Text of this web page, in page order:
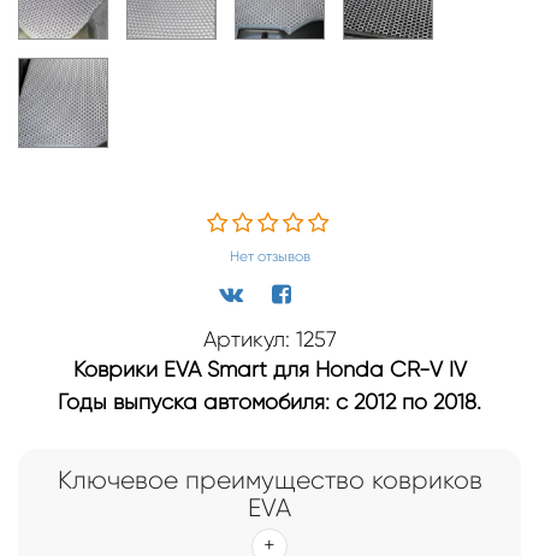
Нет отзывов
Артикул: 1257
Коврики EVA Smart для Honda CR-V IV
Годы выпуска автомобиля: с 2012 по 2018.
Ключевое преимущество ковриков
EVA